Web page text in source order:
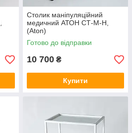
Столик маніпуляційний
медичний АТОН СТ-М-Н,
(Aton)
Готово до відправки
10 700 ₴
Купити